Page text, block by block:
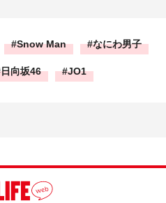
Snow Man なにわ男子
日向坂46 JO1